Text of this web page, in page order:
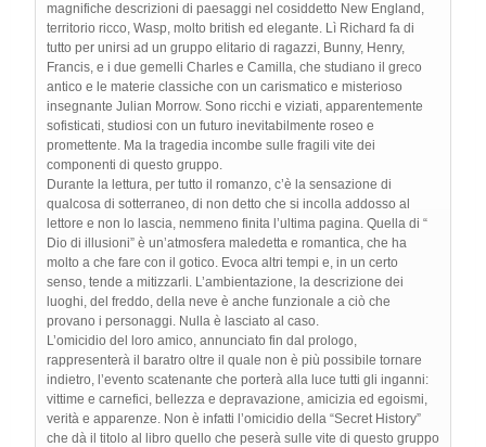
magnifiche descrizioni di paesaggi nel cosiddetto New England,
territorio ricco, Wasp, molto british ed elegante. Lì Richard fa di
tutto per unirsi ad un gruppo elitario di ragazzi, Bunny, Henry,
Francis, e i due gemelli Charles e Camilla, che studiano il greco
antico e le materie classiche con un carismatico e misterioso
insegnante Julian Morrow. Sono ricchi e viziati, apparentemente
sofisticati, studiosi con un futuro inevitabilmente roseo e
promettente. Ma la tragedia incombe sulle fragili vite dei
componenti di questo gruppo.
Durante la lettura, per tutto il romanzo, c’è la sensazione di
qualcosa di sotterraneo, di non detto che si incolla addosso al
lettore e non lo lascia, nemmeno finita l’ultima pagina. Quella di “
Dio di illusioni” è un’atmosfera maledetta e romantica, che ha
molto a che fare con il gotico. Evoca altri tempi e, in un certo
senso, tende a mitizzarli. L’ambientazione, la descrizione dei
luoghi, del freddo, della neve è anche funzionale a ciò che
provano i personaggi. Nulla è lasciato al caso.
L’omicidio del loro amico, annunciato fin dal prologo,
rappresenterà il baratro oltre il quale non è più possibile tornare
indietro, l’evento scatenante che porterà alla luce tutti gli inganni:
vittime e carnefici, bellezza e depravazione, amicizia ed egoismi,
verità e apparenze. Non è infatti l’omicidio della “Secret History”
che dà il titolo al libro quello che peserà sulle vite di questo gruppo